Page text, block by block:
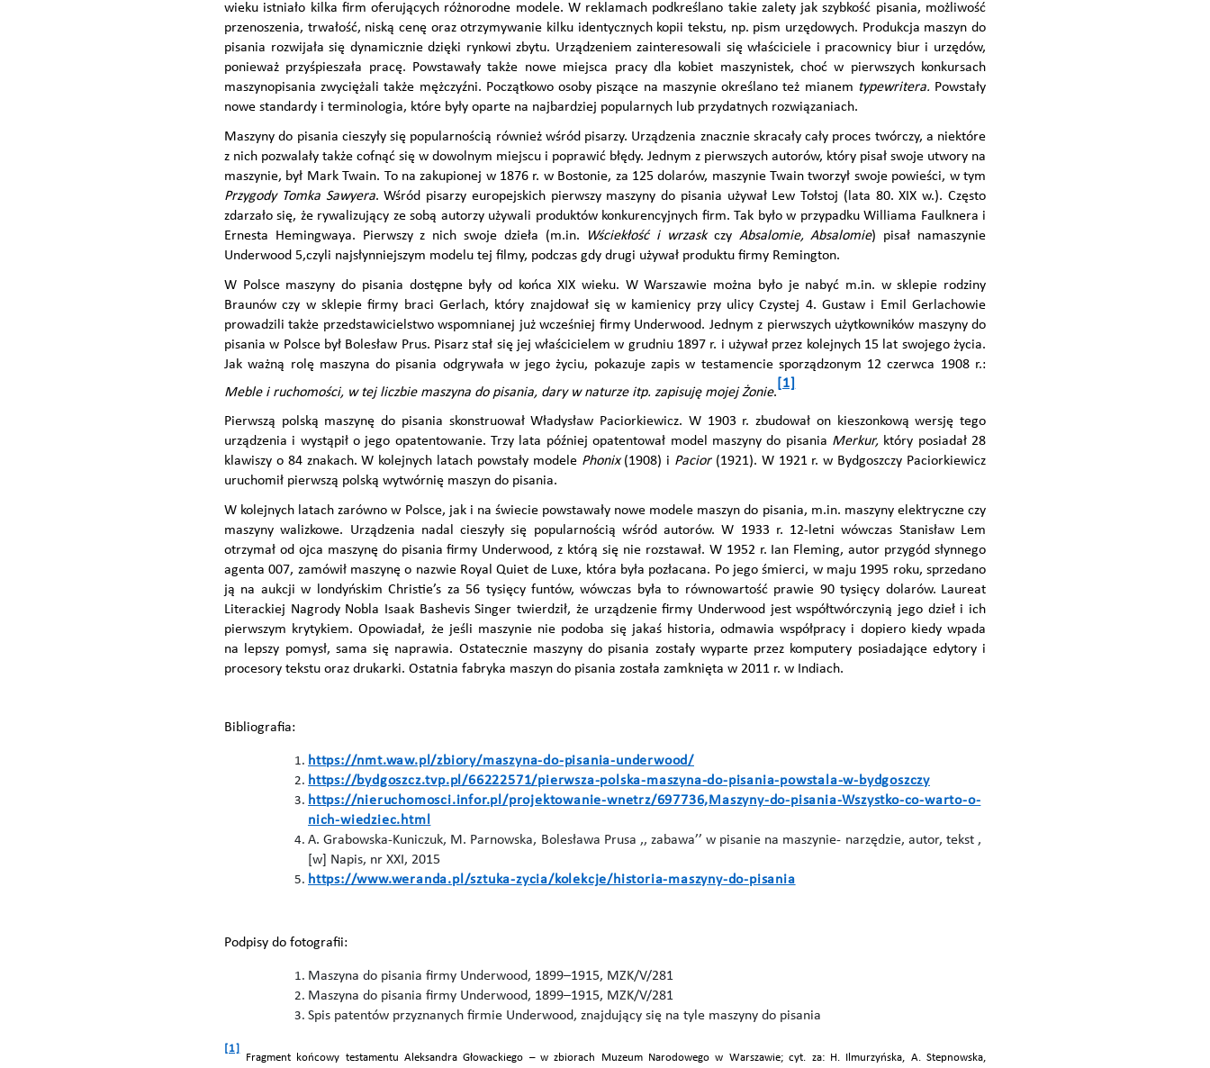
wieku istniało kilka firm oferujących różnorodne modele. W reklamach podkreślano takie zalety jak szybkość pisania, możliwość
przenoszenia, trwałość, niską cenę oraz otrzymywanie kilku identycznych kopii tekstu, np. pism urzędowych. Produkcja maszyn do
pisania rozwijała się dynamicznie dzięki rynkowi zbytu. Urządzeniem zainteresowali się właściciele i pracownicy biur i urzędów,
ponieważ przyśpieszała pracę. Powstawały także nowe miejsca pracy dla kobiet maszynistek, choć w pierwszych konkursach
maszynopisania zwyciężali także mężczyźni. Początkowo osoby piszące na maszynie określano też mianem typewritera. Powstały
nowe standardy i terminologia, które były oparte na najbardziej popularnych lub przydatnych rozwiązaniach.
Maszyny do pisania cieszyły się popularnością również wśród pisarzy. Urządzenia znacznie skracały cały proces twórczy, a niektóre
z nich pozwalały także cofnąć się w dowolnym miejscu i poprawić błędy. Jednym z pierwszych autorów, który pisał swoje utwory na
maszynie, był Mark Twain. To na zakupionej w 1876 r. w Bostonie, za 125 dolarów, maszynie Twain tworzył swoje powieści, w tym
Przygody Tomka Sawyera. Wśród pisarzy europejskich pierwszy maszyny do pisania używał Lew Tołstoj (lata 80. XIX w.). Często
zdarzało się, że rywalizujący ze sobą autorzy używali produktów konkurencyjnych firm. Tak było w przypadku Williama Faulknera i
Ernesta Hemingwaya. Pierwszy z nich swoje dzieła (m.in.
Wściekłość i wrzask czy Absalomie, Absalomie) pisał namaszynie
Underwood 5,czyli najsłynniejszym modelu tej filmy, podczas gdy drugi używał produktu firmy Remington.
W Polsce maszyny do pisania dostępne były od końca XIX wieku. W Warszawie można było je nabyć m.in. w sklepie rodziny
Braunów czy w sklepie firmy braci Gerlach, który znajdował się w kamienicy przy ulicy Czystej 4. Gustaw i Emil Gerlachowie
prowadzili także przedstawicielstwo wspomnianej już wcześniej firmy Underwood. Jednym z pierwszych użytkowników maszyny do
pisania w Polsce był Bolesław Prus. Pisarz stał się jej właścicielem w grudniu 1897 r. i używał przez kolejnych 15 lat swojego życia.
Jak ważną rolę maszyna do pisania odgrywała w jego życiu, pokazuje zapis w testamencie sporządzonym 12 czerwca 1908 r.:
Meble i ruchomości, w tej liczbie maszyna do pisania, dary w naturze itp. zapisuję mojej Żonie.
[1]
Pierwszą polską maszynę do pisania skonstruował Władysław Paciorkiewicz. W 1903 r. zbudował on kieszonkową wersję tego
urządzenia i wystąpił o jego opatentowanie. Trzy lata później opatentował model maszyny do pisania Merkur, który posiadał 28
klawiszy o 84 znakach. W kolejnych latach powstały modele Phonix(1908) i Pacior (1921). W 1921 r. w Bydgoszczy Paciorkiewicz
uruchomił pierwszą polską wytwórnię maszyn do pisania.
W kolejnych latach zarówno w Polsce, jak i na świecie powstawały nowe modele maszyn do pisania, m.in. maszyny elektryczne czy
maszyny walizkowe. Urządzenia nadal cieszyły się popularnością wśród autorów. W 1933 r. 12-letni wówczas Stanisław Lem
otrzymał od ojca maszynę do pisania firmy Underwood, z którą się nie rozstawał. W 1952 r. Ian Fleming, autor przygód słynnego
agenta 007, zamówił maszynę o nazwie Royal Quiet de Luxe, która była pozłacana. Po jego śmierci, w maju 1995 roku, sprzedano
ją na aukcji w londyńskim Christie’s za 56 tysięcy funtów, wówczas była to równowartość prawie 90 tysięcy dolarów. Laureat
Literackiej Nagrody Nobla Isaak Bashevis Singer twierdził, że urządzenie firmy Underwood jest współtwórczynią jego dzieł i ich
pierwszym krytykiem. Opowiadał, że jeśli maszynie nie podoba się jakaś historia, odmawia współpracy i dopiero kiedy wpada
na lepszy pomysł, sama się naprawia. Ostatecznie maszyny do pisania zostały wyparte przez komputery posiadające edytory i
procesory tekstu oraz drukarki. Ostatnia fabryka maszyn do pisania została zamknięta w 2011 r. w Indiach.
Bibliografia:
https://nmt.waw.pl/zbiory/maszyna-do-pisania-underwood/
https://bydgoszcz.tvp.pl/66222571/pierwsza-polska-maszyna-do-pisania-powstala-w-bydgoszczy
https://nieruchomosci.infor.pl/projektowanie-wnetrz/697736,Maszyny-do-pisania-Wszystko-co-warto-o-
nich-wiedziec.html
A. Grabowska-Kuniczuk, M. Parnowska, Bolesława Prusa ,, zabawa’’ w pisanie na maszynie- narzędzie, autor, tekst ,
[w] Napis, nr XXI, 2015
https://www.weranda.pl/sztuka-zycia/kolekcje/historia-maszyny-do-pisania
Podpisy do fotografii:
Maszyna do pisania firmy Underwood, 1899–1915, MZK/V/281
Maszyna do pisania firmy Underwood, 1899–1915, MZK/V/281
Spis patentów przyznanych firmie Underwood, znajdujący się na tyle maszyny do pisania
[1]
Fragment końcowy testamentu Aleksandra Głowackiego – w zbiorach Muzeum Narodowego w Warszawie; cyt. za: H. Ilmurzyńska, A. Stepnowska,